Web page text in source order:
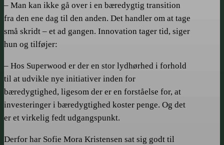
– Man kan ikke gå over i en bæredygtig transition
fra den ene dag til den anden. Det handler om at tage
små skridt – et ad gangen. Innovation tager tid, siger
hun og tilføjer:
– Hos Superwood er der en stor lydhørhed i forhold
til at udvikle nye initiativer inden for
bæredygtighed, ligesom der er en forståelse for, at
investeringer i bæredygtighed koster penge. Og det
er et virkelig fedt udgangspunkt.
Derfor har Sofie Mora Kristensen sat sig godt til